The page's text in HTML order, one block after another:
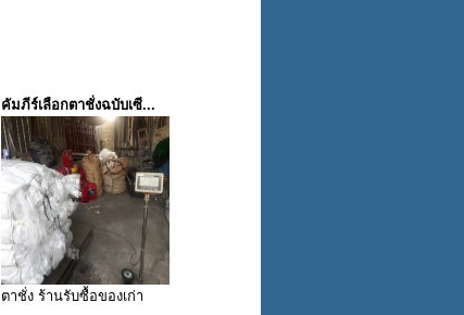
คัมภีร์เลือกตาชั่งฉบับเซี...
ตาชั่ง ร้านรับซื้อของเก่า